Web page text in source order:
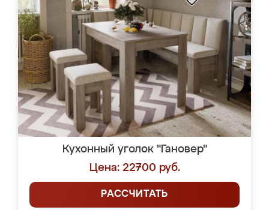
Кухонный уголок "Гановер"
Цена: 22700 руб.
РАССЧИТАТЬ